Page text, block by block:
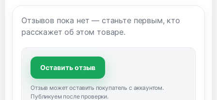
Отзывов пока нет — станьте первым, кто
расскажет об этом товаре.
Оставить отзыв
Отзыв может оставить покупатель с аккаунтом.
Публикуем после проверки.